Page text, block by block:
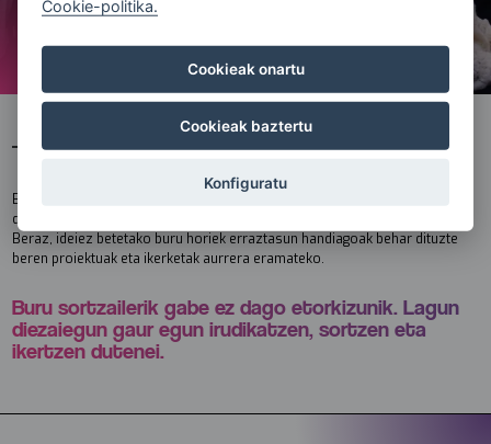
Zergatik egiten dugun
Buru sortzaileek mundua mugiarazten dutelako eta leku hobea bihurtzen
dutelako: berritzaileagoa baina baita gizatiarragoa eta ederragoa ere.
Beraz, ideiez betetako buru horiek erraztasun handiagoak behar dituzte
beren proiektuak eta ikerketak aurrera eramateko.
Buru sortzailerik gabe ez dago etorkizunik. Lagun
diezaiegun gaur egun irudikatzen, sortzen eta
ikertzen dutenei.
Cookie-politika.
Cookieak onartu
Cookieak baztertu
Konfiguratu